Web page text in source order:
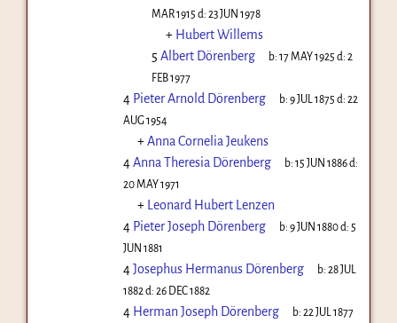
MAR 1915 d: 23 JUN 1978
+ Hubert Willems
5 Albert Dörenberg b:17 MAY 1925 d:2
FEB 1977
4 Pieter Arnold Dörenberg b:9 JUL 1875 d:22
AUG 1954
+Anna Cornelia Jeukens
4Anna Theresia Dörenberg b:15 JUN 1886d:
20 MAY 1971
+ Leonard Hubert Lenzen
4 Pieter Joseph Dörenberg b:9 JUN 1880d: 5
JUN 1881
4Josephus Hermanus Dörenberg b:28 JUL
1882 d: 26 DEC 1882
4 Herman Joseph Dörenberg b:22 JUL 1877